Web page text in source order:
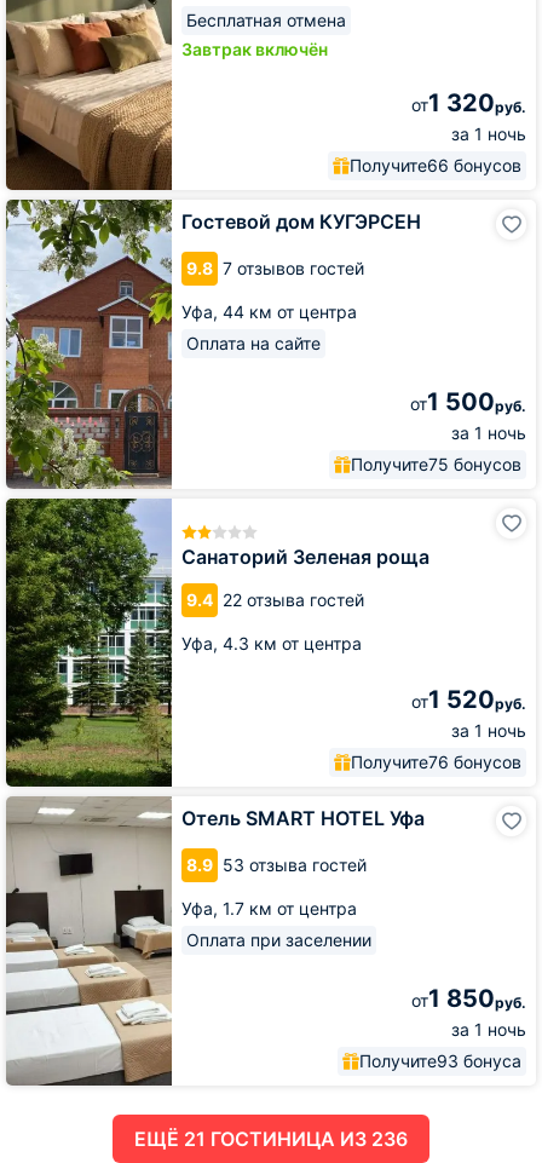
Бесплатная отмена
Завтрак включён
от1 320руб.
за 1 ночь
Получите66 бонусов
Гостевой дом КУГЭРСЕН
9.8 7 отзывов гостей
Уфа, 44 км от центра
Оплата на сайте
от1 500руб.
за 1 ночь
Получите75 бонусов
Гостевой
дом
КУГЭРСЕН
Санаторий Зеленая роща
9.4 22 отзыва гостей
Уфа, 4.3 км от центра
от1 520руб.
за 1 ночь
Получите76 бонусов
Санаторий
Зеленая
роща
Отель SMART HOTEL Уфа
8.9 53 отзыва гостей
Уфа, 1.7 км от центра
Оплата при заселении
от1 850руб.
за 1 ночь
Получите93 бонуса
Отель
SMART
ЕЩË 21 ГОСТИНИЦА ИЗ 236